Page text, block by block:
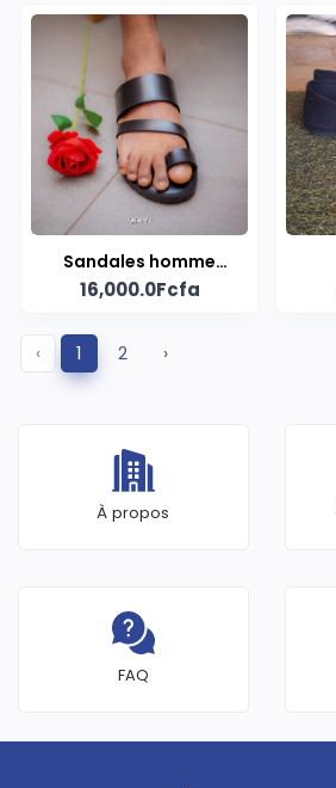
Sandales homme
"Agadez" signée
16,000.0Fcfa
‹ 1 2 ›
À propos
FAQ